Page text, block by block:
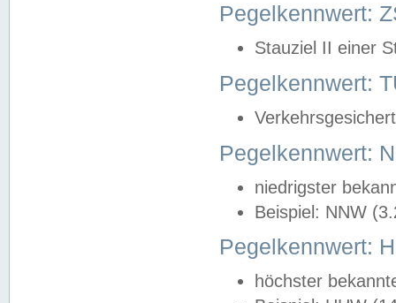
Pegelkennwert:
Stauziel II einer
Pegelkennwert:
Pegelkennwert:
niedrigster
Beispiel: NNW
Pegelkennwert:
höchster